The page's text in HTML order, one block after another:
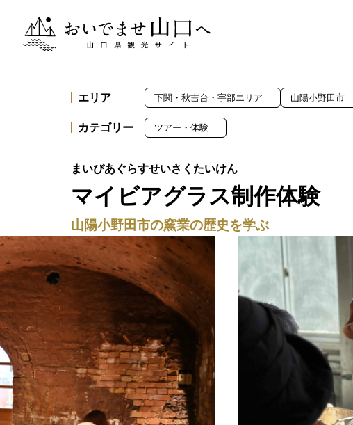
おいでませ山口へー山口県観光サイト
マイビアグラス制作体験
山陽小野田市の窯業の歴史を学ぶ
エリア 下関・秋吉台・宇部エリア 山陽小野田市
カテゴリー ツアー・体験